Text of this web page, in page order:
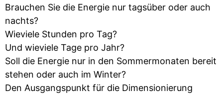
Brauchen Sie die Energie nur tagsüber oder auch
nachts?
Wieviele Stunden pro Tag?
Und wieviele Tage pro Jahr?
Soll die Energie nur in den Sommermonaten bereit
stehen oder auch im Winter?
Den Ausgangspunkt für die Dimensionierung